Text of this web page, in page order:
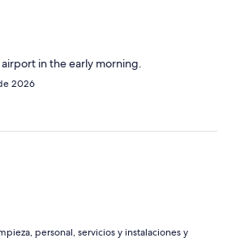
in the early morning.
2026
personal, servicios y instalaciones y